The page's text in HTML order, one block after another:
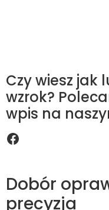
Czy wiesz jak
wzrok?
wpis na
Dobór
precyzja